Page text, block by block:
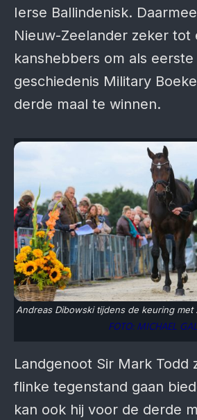
Ierse Ballindenisk.
Nieuw-Zeelander zeker tot
kanshebbers om als
geschiedenis Military
derde maal te winnen.
Andreas Dibowski tijdens de keuring met
FOTO: MICHAEL
Landgenoot Sir Mark Todd
flinke tegenstand gaan
kan ook hij voor de derde